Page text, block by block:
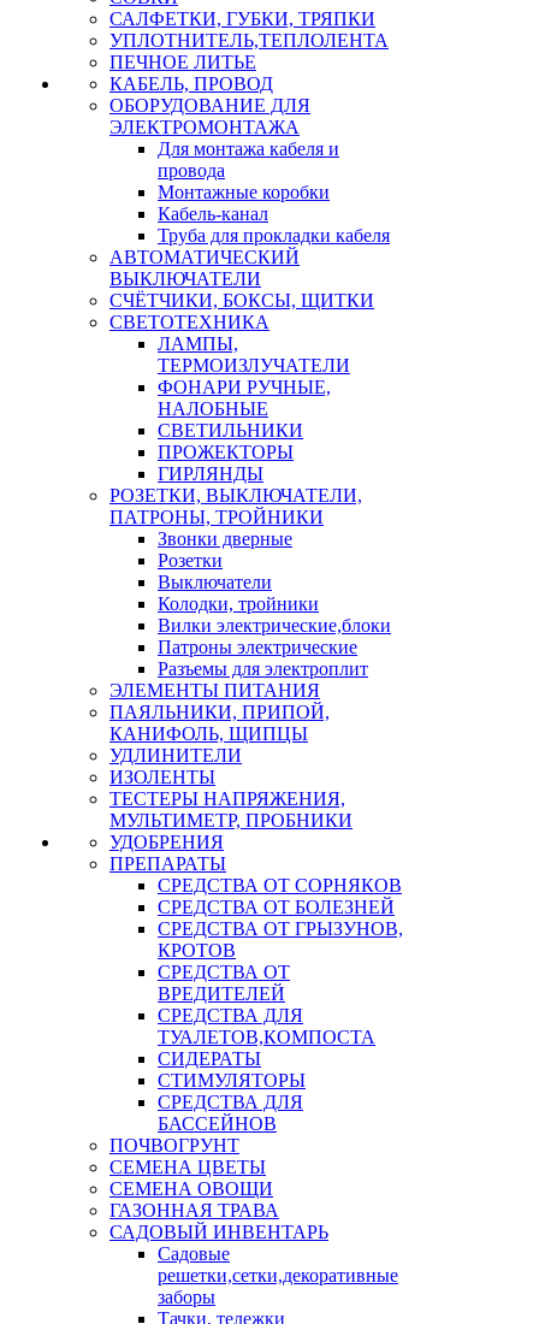
САЛФЕТКИ, ГУБКИ, ТРЯПКИ
УПЛОТНИТЕЛЬ,ТЕПЛОЛЕНТА
ПЕЧНОЕ ЛИТЬЕ
КАБЕЛЬ, ПРОВОД
ОБОРУДОВАНИЕ ДЛЯ
ЭЛЕКТРОМОНТАЖА
Для монтажа кабеля и
провода
Монтажные коробки
Кабель-канал
Труба для прокладки кабеля
АВТОМАТИЧЕСКИЙ
ВЫКЛЮЧАТЕЛИ
СЧЁТЧИКИ, БОКСЫ, ЩИТКИ
СВЕТОТЕХНИКА
ЛАМПЫ,
ТЕРМОИЗЛУЧАТЕЛИ
ФОНАРИ РУЧНЫЕ,
НАЛОБНЫЕ
СВЕТИЛЬНИКИ
ПРОЖЕКТОРЫ
ГИРЛЯНДЫ
РОЗЕТКИ, ВЫКЛЮЧАТЕЛИ,
ПАТРОНЫ, ТРОЙНИКИ
Звонки дверные
Розетки
Выключатели
Колодки, тройники
Вилки электрические,блоки
Патроны электрические
Разъемы для электроплит
ЭЛЕМЕНТЫ ПИТАНИЯ
ПАЯЛЬНИКИ, ПРИПОЙ,
КАНИФОЛЬ, ЩИПЦЫ
УДЛИНИТЕЛИ
ИЗОЛЕНТЫ
ТЕСТЕРЫ НАПРЯЖЕНИЯ,
МУЛЬТИМЕТР, ПРОБНИКИ
УДОБРЕНИЯ
ПРЕПАРАТЫ
СРЕДСТВА ОТ СОРНЯКОВ
СРЕДСТВА ОТ БОЛЕЗНЕЙ
СРЕДСТВА ОТ ГРЫЗУНОВ,
КРОТОВ
СРЕДСТВА ОТ
ВРЕДИТЕЛЕЙ
СРЕДСТВА ДЛЯ
ТУАЛЕТОВ,КОМПОСТА
СИДЕРАТЫ
СТИМУЛЯТОРЫ
СРЕДСТВА ДЛЯ
БАССЕЙНОВ
ПОЧВОГРУНТ
СЕМЕНА ЦВЕТЫ
СЕМЕНА ОВОЩИ
ГАЗОННАЯ ТРАВА
САДОВЫЙ ИНВЕНТАРЬ
Садовые
решетки,сетки,декоративные
заборы
Тачки, тележки